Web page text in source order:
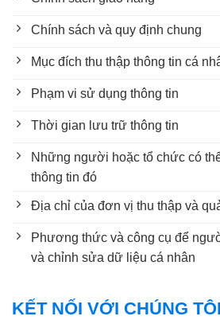
Chính sách và quy định chung
Mục đích thu thập thông tin cá
Phạm vi sử dụng thông tin
Thời gian lưu trữ thông tin
Những người hoặc tổ chức có
thông tin đó
Địa chỉ của đơn vị thu thập và
Phương thức và công cụ để
và chỉnh sửa dữ liệu cá nhân
KẾT NỐI VỚI CHÚNG TÔI